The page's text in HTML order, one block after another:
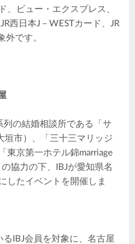
、ビュー・エクスプレス、
西日本J－WESTカード、JR
外です。
列の結婚相談所である「サ
垣市）、「三十三マリッジ
東京第一ホテル錦marriage
協力の下、IBJが愛知県名
したイベントを開催しま
IBJ会員を対象に、名古屋